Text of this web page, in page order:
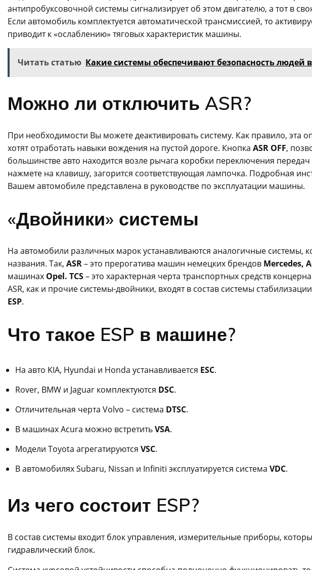
антипробуксовочной системы сигнализирует об этом двигателю, а тот в
Если автомобиль комплектуется автоматической трансмиссией, то
приводит к «ослаблению» тяговых характеристик машины.
Читать статью Какие системы обеспечивают безопасность людей
Можно ли отключить ASR?
При необходимости Вы можете деактивировать систему. Как правило, эта
хотят отработать навыки вождения на пустой дороге. Кнопка ASR OFF,
большинстве авто находится возле рычага коробки переключения
нажмете на клавишу, загорится соответствующая лампочка. Подробная
Вашем автомобиле представлена в руководстве по эксплуатации машины.
«Двойники» системы
На автомобили различных марок устанавливаются аналогичные системы,
названия. Так, ASR– это прерогатива машин немецких брендов Mercedes,
машинах Opel. TCS– это характерная черта транспортных средств концерна
ASR, как и прочие системы-двойники, входят в состав системы
ESP.
Что такое ESP в машине?
На авто KIA, Hyundai и Honda устанавливается ESC.
Rover, BMW и Jaguar комплектуются DSC.
Отличительная черта Volvo – система DTSC.
В машинах Acura можно встретитьVSA.
Модели Toyota агрегатируются VSC.
В автомобилях Subaru, Nissan и Infiniti эксплуатируется система VDC.
Из чего состоит ESP?
В состав системы входит блок управления, измерительные приборы,
гидравлический блок.